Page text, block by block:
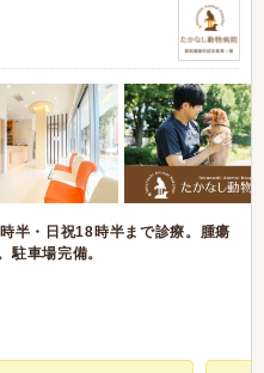
半・日祝18時半まで診療。腫瘍
駐車場完備。